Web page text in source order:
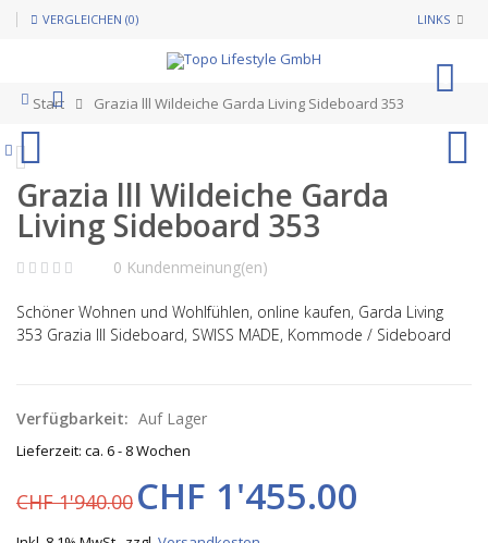
VERGLEICHEN (0) LINKS
Start Grazia lll Wildeiche Garda Living Sideboard 353
Grazia lll Wildeiche Garda
Living Sideboard 353
0 Kundenmeinung(en)
Schöner Wohnen und Wohlfühlen, online kaufen, Garda Living
353 Grazia lll Sideboard, SWISS MADE, Kommode / Sideboard
Verfügbarkeit: Auf Lager
Lieferzeit: ca. 6 - 8 Wochen
CHF 1'940.00 CHF 1'455.00